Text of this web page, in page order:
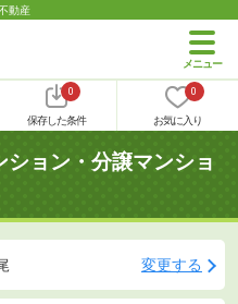
動産
0
保存した条件
0
お気に入り
ョン・分譲マンショ
変更する